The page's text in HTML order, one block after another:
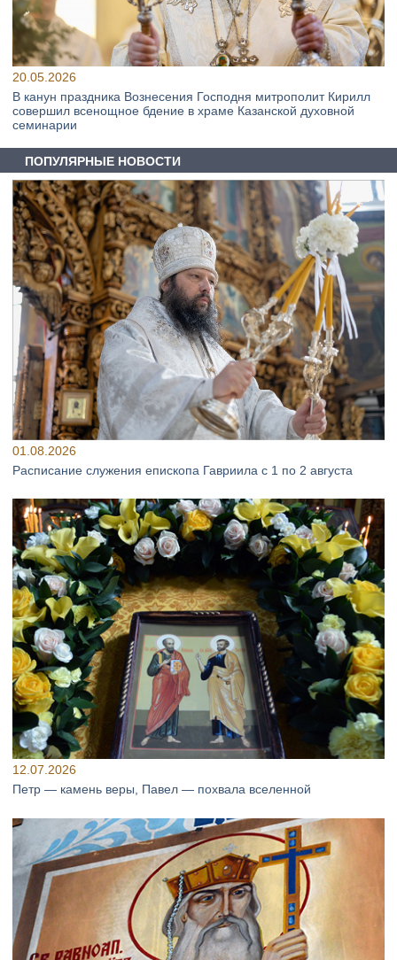
20.05.2026
В канун праздника Вознесения Господня митрополит Кирилл
совершил всенощное бдение в храме Казанской духовной
семинарии
ПОПУЛЯРНЫЕ НОВОСТИ
01.08.2026
Расписание служения епископа Гавриила с 1 по 2 августа
12.07.2026
Петр — камень веры, Павел — похвала вселенной